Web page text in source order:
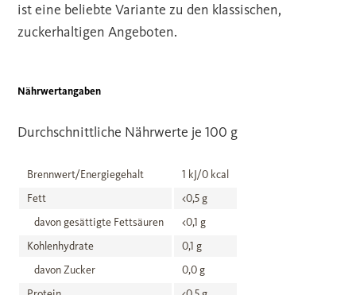
ist eine beliebte Variante zu den klassischen,
zuckerhaltigen Angeboten.
Nährwertangaben
Durchschnittliche Nährwerte je 100 g
Brennwert/Energiegehalt
1 kJ/0 kcal
Fett
<0,5 g
davon gesättigte Fettsäuren
<0,1 g
Kohlenhydrate
0,1 g
davon Zucker
0,0 g